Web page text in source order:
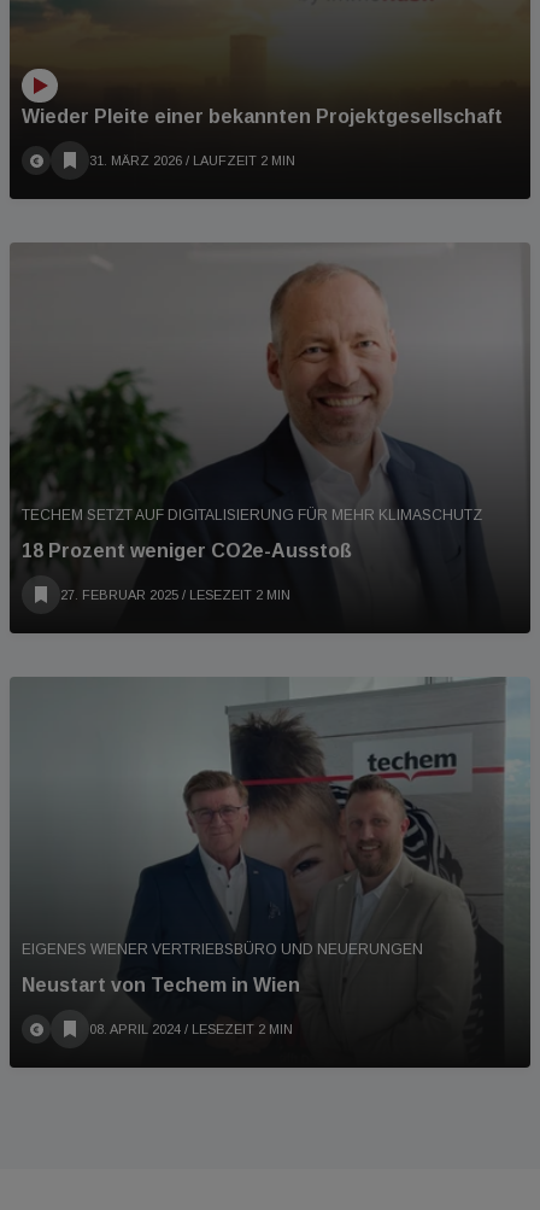
Wieder Pleite einer bekannten Projektgesellschaft
31. MÄRZ 2026 / LAUFZEIT 2 MIN
TECHEM SETZT AUF DIGITALISIERUNG FÜR MEHR KLIMASCHUTZ
18 Prozent weniger CO2e-Ausstoß
27. FEBRUAR 2025 / LESEZEIT 2 MIN
EIGENES WIENER VERTRIEBSBÜRO UND NEUERUNGEN
Neustart von Techem in Wien
08. APRIL 2024 / LESEZEIT 2 MIN